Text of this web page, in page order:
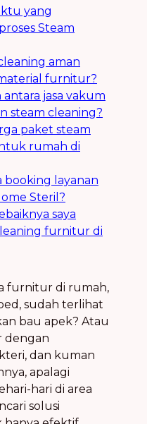
yang
Steam
aman
furnitur?
jasa vakum
steam cleaning?
paket steam
rumah di
booking layanan
Steril?
saya
furnitur di
furnitur di rumah,
sudah terlihat
bau apek? Atau
dengan
dan kuman
apalagi
hari di area
solusi